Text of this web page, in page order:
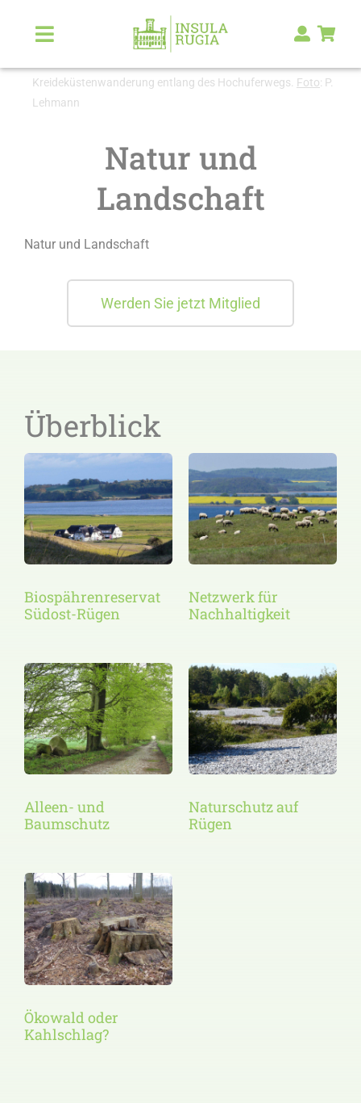
Inhalt
springen
Toggle
Navigation
Über Uns
Kunst & Kultur
Malerlexikon
Kreideküstenwanderung entlang des Hochuferwegs. Foto: P.
Lehmann
Natur und
Landschaft
Natur und Landschaft
Werden Sie jetzt Mitglied
Überblick
Biospährenreservat
Südost-Rügen
Netzwerk für
Nachhaltigkeit
Alleen- und
Baumschutz
Naturschutz auf
Rügen
Ökowald oder
Kahlschlag?